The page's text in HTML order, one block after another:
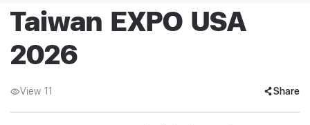
Taiwan EXPO USA
2026
View 11 Share